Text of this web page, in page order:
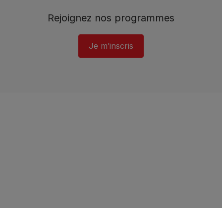
Rejoignez nos programmes
Je m’inscris